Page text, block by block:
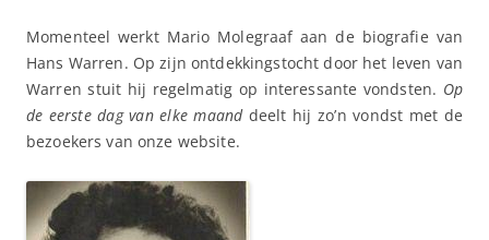
Momenteel werkt Mario Molegraaf aan de biografie van
Hans Warren. Op zijn ontdekkingstocht door het leven van
Warren stuit hij regelmatig op interessante vondsten. Op
de eerste dag van elke maanddeelt hij zo’n vondst met de
bezoekers van onze website.